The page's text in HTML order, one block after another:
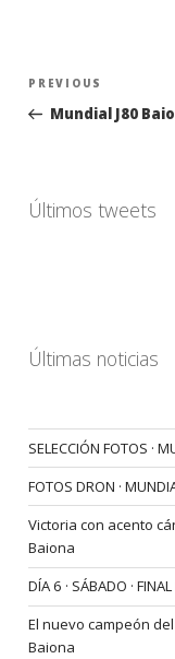
Navegación
entradas
Previous
Post
PREVIOUS
Mundial J80
Últimos tweets
Últimas noticias
SELECCIÓN FOTOS ·
FOTOS DRON ·
Victoria con acento
Baiona
DÍA 6 · SÁBADO ·
El nuevo campeón
Baiona